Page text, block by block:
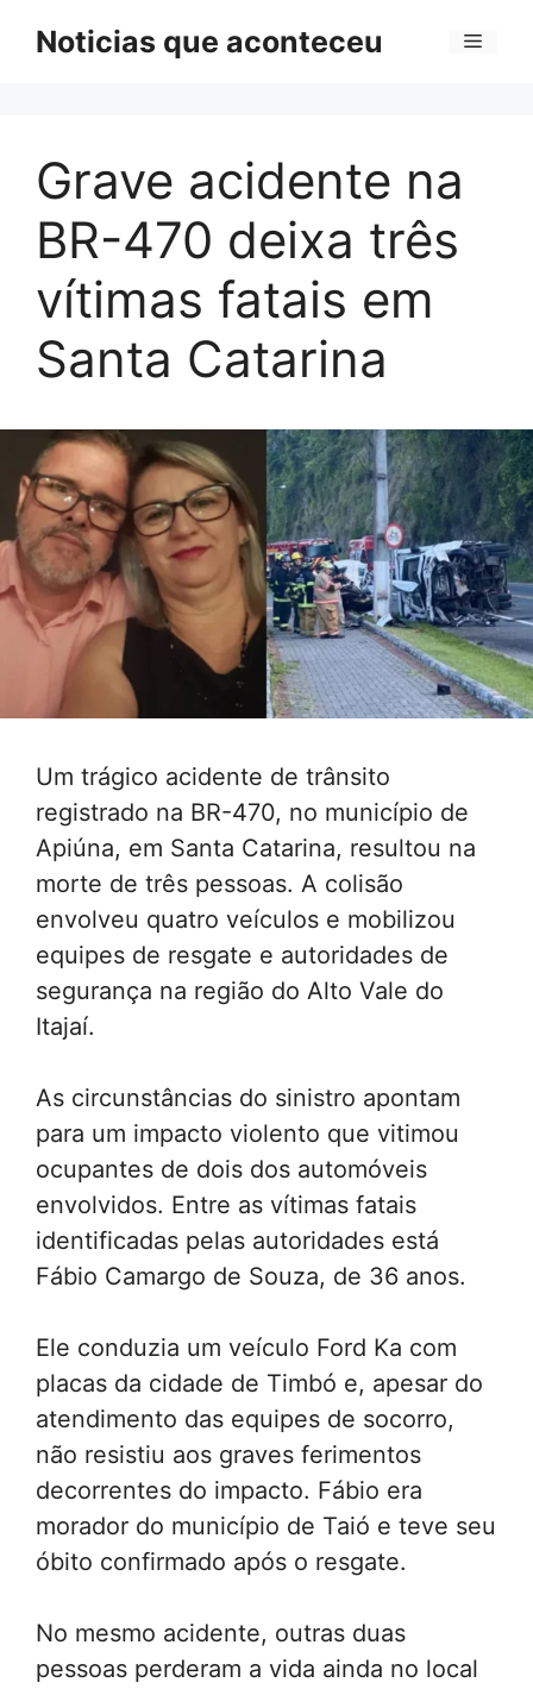
Noticias que aconteceu Menu
Grave acidente na
BR-470 deixa três
vítimas fatais em
Santa Catarina
Um trágico acidente de trânsito
registrado na BR-470, no município de
Apiúna, em Santa Catarina, resultou na
morte de três pessoas. A colisão
envolveu quatro veículos e mobilizou
equipes de resgate e autoridades de
segurança na região do Alto Vale do
Itajaí.
As circunstâncias do sinistro apontam
para um impacto violento que vitimou
ocupantes de dois dos automóveis
envolvidos. Entre as vítimas fatais
identificadas pelas autoridades está
Fábio Camargo de Souza, de 36 anos.
Ele conduzia um veículo Ford Ka com
placas da cidade de Timbó e, apesar do
atendimento das equipes de socorro,
não resistiu aos graves ferimentos
decorrentes do impacto. Fábio era
morador do município de Taió e teve seu
óbito confirmado após o resgate.
No mesmo acidente, outras duas
pessoas perderam a vida ainda no local